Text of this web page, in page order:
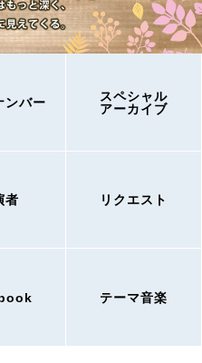
ンバー
スペシャル
アーカイブ
者 リクエスト
テーマ音楽